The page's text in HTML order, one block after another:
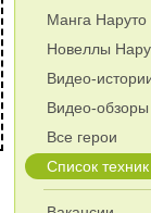
Манга Наруто
Новеллы
Видео-
Видео-обзоры
Все герои
Список техник